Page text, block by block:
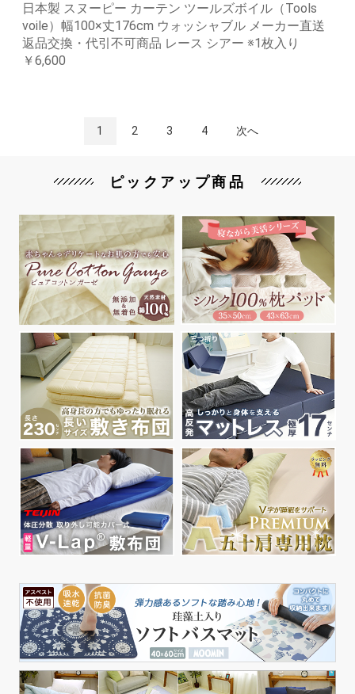
日本製 スヌーピー カーテン ツールズボイル（Tools
voile）幅100×丈176cm ウォッシャブル メーカー直送
返品交換・代引不可商品 レース シアー ※1枚入り
￥6,600
1 2 3 4 次へ
ピックアップ商品